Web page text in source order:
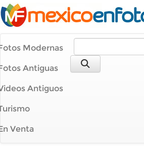
Modernas
Antiguas
Antiguos
Venta